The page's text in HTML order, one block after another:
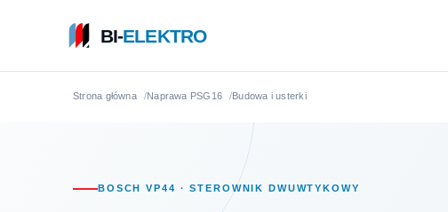
BI-ELEKTRO
Strona główna Naprawa PSG16 Budowa i usterki
BOSCH VP44 · STEROWNIK DWUWTYKOWY